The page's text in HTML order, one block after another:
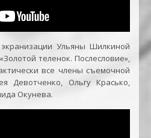
Ульяны Шилкиной
теленок. Послесловие»,
все члены съемочной
Девотченко, Ольгу Красько,
Окунева.